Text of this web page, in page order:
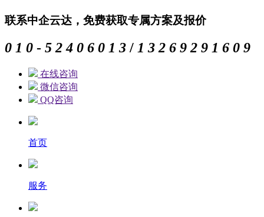
联系中企云达，免费获取专属方案及报价
0 1 0 - 5 2 4 0 6 0 1 3 / 1 3 2 6 9 2 9 1 6 0 9
在线咨询
微信咨询
QQ咨询
首页
服务